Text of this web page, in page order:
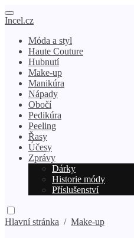
Incel.cz
Móda a styl
Haute Couture
Hubnutí
Make-up
Manikúra
Nápady
Obočí
Pedikúra
Peeling
Řasy
Účesy
Zprávy
Dárky
Historie módy
Příslušenství
Hlavní stránka / Make-up